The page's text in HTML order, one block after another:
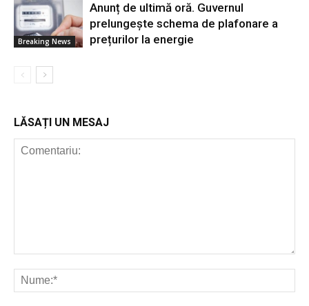
Breaking News
Anunț de ultimă oră. Guvernul
prelungește schema de plafonare a
prețurilor la energie
LĂSAȚI UN MESAJ